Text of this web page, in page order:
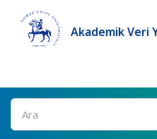
Akademik Veri
Ara